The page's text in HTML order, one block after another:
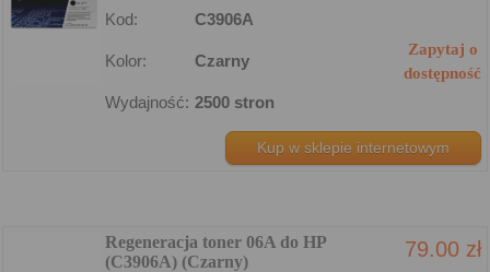
Kod:
C3906A
Kolor: Czarny
Zapytaj o
dostępność
Wydajność: 2500 stron
Kup w sklepie internetowym
Regeneracja toner 06A do HP
(C3906A) (Czarny)
79.00 zł